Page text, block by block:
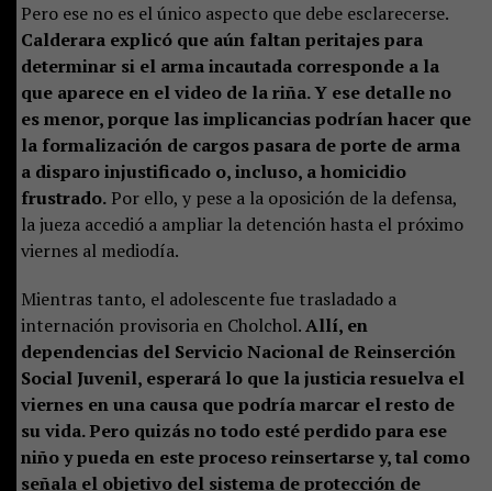
Pero ese no es el único aspecto que debe esclarecerse.
Calderara explicó que aún faltan peritajes para
determinar si el arma incautada corresponde a la
que aparece en el video de la riña. Y ese detalle no
es menor, porque las implicancias podrían hacer que
la formalización de cargos pasara de porte de arma
a disparo injustificado o, incluso, a homicidio
frustrado.Por ello, y pese a la oposición de la defensa,
la jueza accedió a ampliar la detención hasta el próximo
viernes al mediodía.
Mientras tanto, el adolescente fue trasladado a
internación provisoria en Cholchol.Allí, en
dependencias del Servicio Nacional de Reinserción
Social Juvenil, esperará lo que la justicia resuelva el
viernes en una causa que podría marcar el resto de
su vida. Pero quizás no todo esté perdido para ese
niño y pueda en este proceso reinsertarse y, tal como
señala el objetivo del sistema de protección de